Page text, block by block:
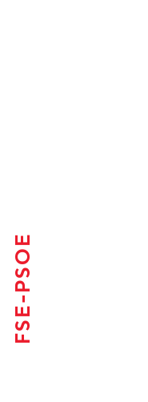
FSE-PSOE